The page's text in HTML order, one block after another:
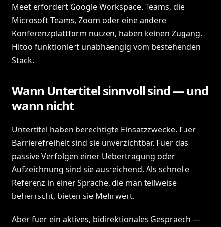
Meet erfordert Google Workspace. Teams, die
Microsoft Teams, Zoom oder eine andere
Konferenzplattform nutzen, haben keinen Zugang.
Hitoo funktioniert unabhaengig vom bestehenden
Stack.
Wann Untertitel sinnvoll sind — und
wann nicht
Untertitel haben berechtigte Einsatzzwecke. Fuer
Barrierefreiheit sind sie unverzichtbar. Fuer das
passive Verfolgen einer Uebertragung oder
Aufzeichnung sind sie ausreichend. Als schnelle
Referenz in einer Sprache, die man teilweise
beherrscht, bieten sie Mehrwert.
Aber fuer ein aktives, bidirektionales Gespraech —